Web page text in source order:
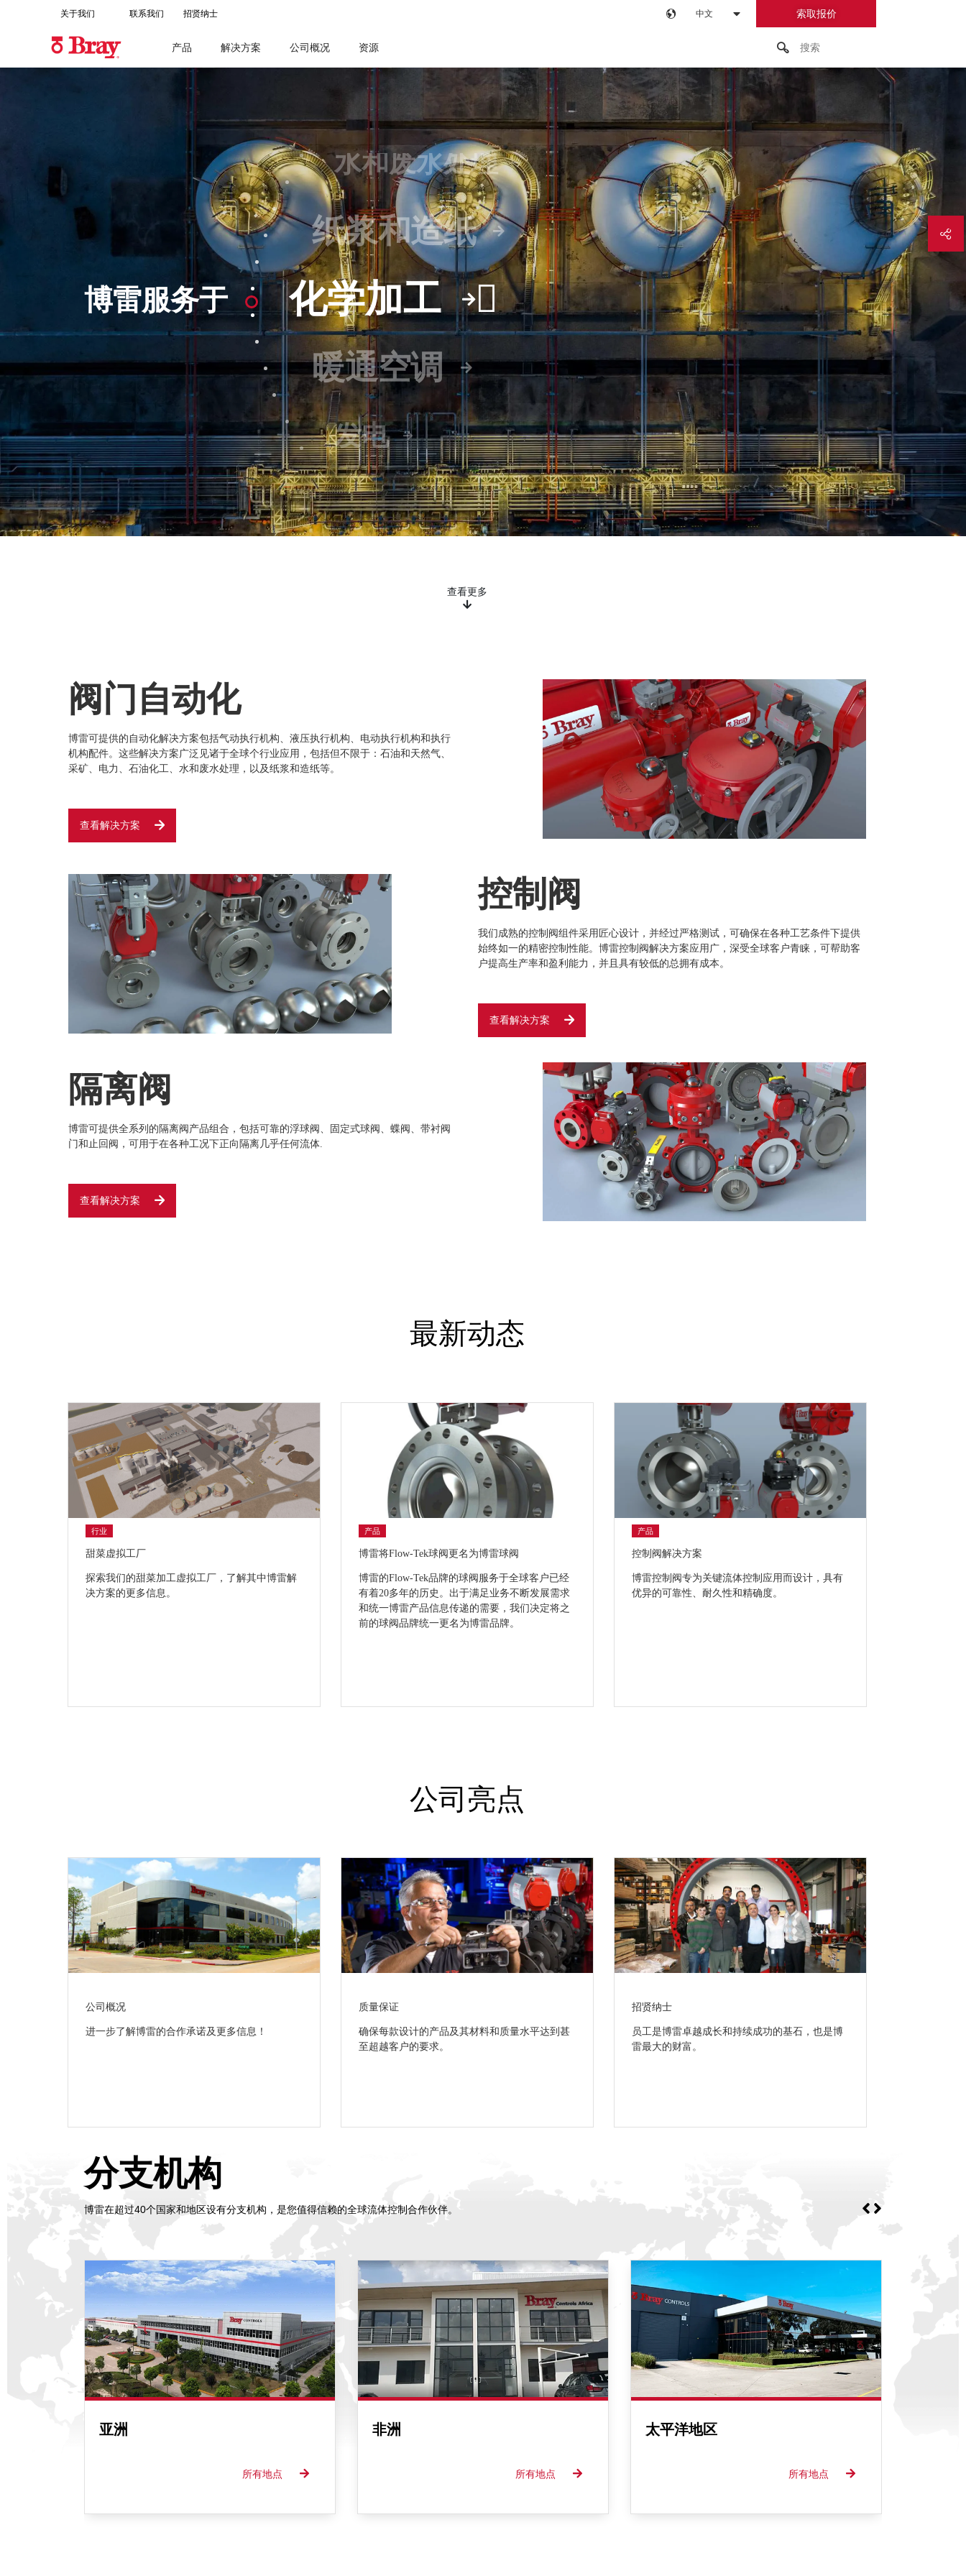
关于我们 联系我们 招贤纳士 中文 索取报价
产品 解决方案 公司概况 资源
博雷服务于
采矿与金属
水和废水处理
纸浆和造纸
化学加工
暖通空调
发电
制糖和乙醇
发电
制糖和乙醇
水和废水处理
查看更多
阀门自动化
博雷可提供的自动化解决方案包括气动执行机构、液压执行机构、电动执行机构和执行
机构配件。这些解决方案广泛见诸于全球个行业应用，包括但不限于：石油和天然气、
采矿、电力、石油化工、水和废水处理，以及纸浆和造纸等。
查看解决方案
控制阀
我们成熟的控制阀组件采用匠心设计，并经过严格测试，可确保在各种工艺条件下提供
始终如一的精密控制性能。博雷控制阀解决方案应用广，深受全球客户青睐，可帮助客
户提高生产率和盈利能力，并且具有较低的总拥有成本。
查看解决方案
隔离阀
博雷可提供全系列的隔离阀产品组合，包括可靠的浮球阀、固定式球阀、蝶阀、带衬阀
门和止回阀，可用于在各种工况下正向隔离几乎任何流体.
查看解决方案
最新动态
行业
甜菜虚拟工厂
探索我们的甜菜加工虚拟工厂，了解其中博雷解
决方案的更多信息。
产品
博雷将Flow-Tek球阀更名为博雷球阀
博雷的Flow-Tek品牌的球阀服务于全球客户已经
有着20多年的历史。出于满足业务不断发展需求
和统一博雷产品信息传递的需要，我们决定将之
前的球阀品牌统一更名为博雷品牌。
产品
控制阀解决方案
博雷控制阀专为关键流体控制应用而设计，具有
优异的可靠性、耐久性和精确度。
公司亮点
公司概况
进一步了解博雷的合作承诺及更多信息！
质量保证
确保每款设计的产品及其材料和质量水平达到甚
至超越客户的要求。
招贤纳士
员工是博雷卓越成长和持续成功的基石，也是博
雷最大的财富。
分支机构
博雷在超过40个国家和地区设有分支机构，是您值得信赖的全球流体控制合作伙伴。
亚洲
所有地点
非洲
所有地点
太平洋地区
所有地点